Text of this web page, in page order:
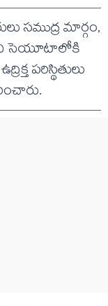
సముద్ర మార్గం,
సెయూటాలోకి
పరిస్థితులు